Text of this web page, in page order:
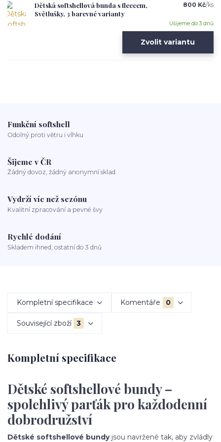
Dětská softshellová bunda s fleecem,
Světlušky, 3 barevné varianty
800 Kč/ks
Ušijeme do 3 dnů
Zvolit variantu
Funkční softshell
Odolný proti větru i vlhku
Šijeme v ČR
Žádný dovoz, žádný anonymní sklad
Vydrží víc než sezónu
Kvalitní zpracování a pevné švy
Rychlé dodání
Skladem ihned, ostatní do 3 dnů
Kompletní specifikace Komentáře 0
Související zboží 3
Kompletní specifikace
Dětské softshellové bundy –
spolehlivý parťák pro každodenní
dobrodružství
Dětské softshellové bundyjsou navržené tak, aby zvládly